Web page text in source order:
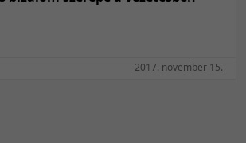
2017. november 15.